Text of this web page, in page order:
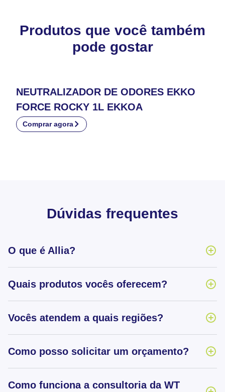
Produtos que você também
pode gostar
NEUTRALIZADOR DE ODORES EKKO
FORCE ROCKY 1L EKKOA
Comprar agora
Dúvidas frequentes
O que é Allia?
Quais produtos vocês oferecem?
Vocês atendem a quais regiões?
Como posso solicitar um orçamento?
Como funciona a consultoria da WT